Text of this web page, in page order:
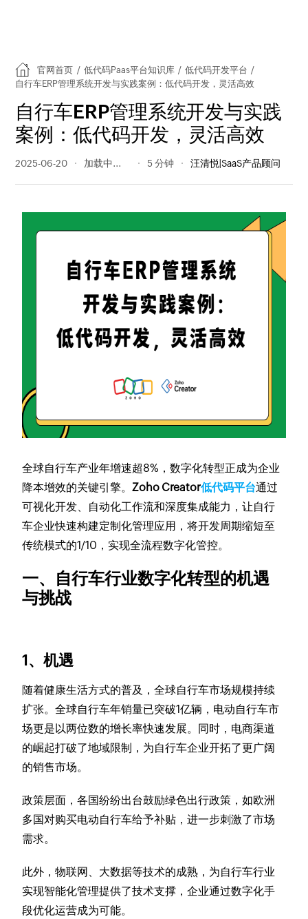
官网首页 / 低代码Paas平台知识库 / 低代码开发平台 /
自行车ERP管理系统开发与实践案例：低代码开发，灵活高效
自行车ERP管理系统开发与实践
案例：低代码开发，灵活高效
2025-06-20 195 阅读量 5 分钟 汪清悦|SaaS产品顾问
全球自行车产业年增速超8%，数字化转型正成为企业
降本增效的关键引擎。Zoho Creator低代码平台通过
可视化开发、自动化工作流和深度集成能力，让自行
车企业快速构建定制化管理应用，将开发周期缩短至
传统模式的1/10，实现全流程数字化管控。
一、自行车行业数字化转型的机遇
与挑战
1、机遇
随着健康生活方式的普及，全球自行车市场规模持续
扩张。全球自行车年销量已突破1亿辆，电动自行车市
场更是以两位数的增长率快速发展。同时，电商渠道
的崛起打破了地域限制，为自行车企业开拓了更广阔
的销售市场。
政策层面，各国纷纷出台鼓励绿色出行政策，如欧洲
多国对购买电动自行车给予补贴，进一步刺激了市场
需求。
此外，物联网、大数据等技术的成熟，为自行车行业
实现智能化管理提供了技术支撑，企业通过数字化手
段优化运营成为可能。